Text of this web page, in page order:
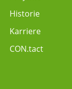
Historie
Karriere
CON.tact